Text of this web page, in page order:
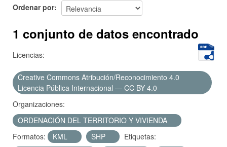
Acerca de
Ordenar por
1 conjunto de datos encontrado
Licencias:
Creative Commons Atribución/Reconocimiento 4.0
Licencia Pública Internacional — CC BY 4.0
Organizaciones:
ORDENACIÓN DEL TERRITORIO Y VIVIENDA
Formatos:
KML SHP
Etiquetas: